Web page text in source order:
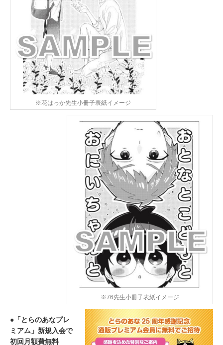
※花はっか先生小冊子表紙イメージ
※76先生小冊子表紙イメージ
●「とらのあなプレ
ミアム」新規入会で
初回月額費無料